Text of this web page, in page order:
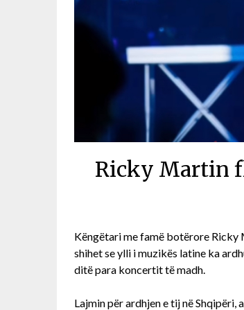
Ricky Martin
Këngëtari me famë botërore Ricky
shihet se ylli i muzikës latine ka
ditë para koncertit të madh.
Lajmin për ardhjen e tij në